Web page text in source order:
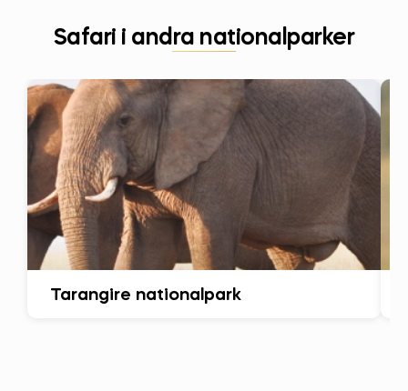
Safari i andra nationalparker
Tarangire nationalpark